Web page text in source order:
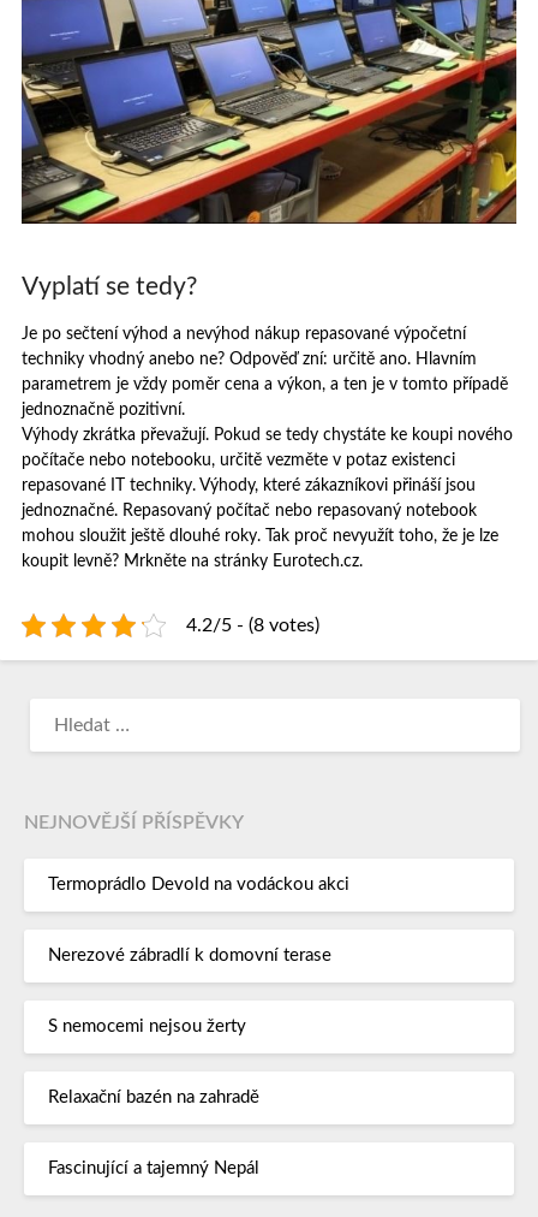
Vyplatí se tedy?
Je po sečtení výhod a nevýhod nákup repasované výpočetní
techniky vhodný anebo ne? Odpověď zní: určitě ano. Hlavním
parametrem je vždy poměr cena a výkon, a ten je v tomto případě
jednoznačně pozitivní.
Výhody zkrátka převažují. Pokud se tedy chystáte ke koupi nového
počítače nebo notebooku, určitě vezměte v potaz existenci
repasované IT techniky. Výhody, které zákazníkovi přináší jsou
jednoznačné. Repasovaný počítač nebo repasovaný notebook
mohou sloužit ještě dlouhé roky. Tak proč nevyužít toho, že je lze
koupit levně? Mrkněte na stránky Eurotech.cz.
4.2/5 - (8 votes)
NEJNOVĚJŠÍ PŘÍSPĚVKY
Termoprádlo Devold na vodáckou akci
Nerezové zábradlí k domovní terase
S nemocemi nejsou žerty
Relaxační bazén na zahradě
Fascinující a tajemný Nepál